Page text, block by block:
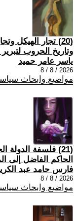
(20) تجار الهيكل
وتاريخ الحروب
ياسر عامر حميد
2026 / 8 / 8
مواضيع وابحاث
(21) فلسفة
الحاكم الفاضل إلى
فارس حامد عبد
2026 / 8 / 8
مواضيع وابحاث